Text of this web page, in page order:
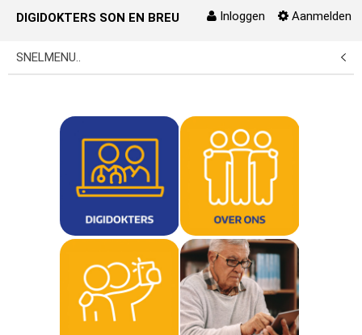
Naar content
Inloggen Aanmelden
DIGIDOKTERS SON EN BREUGEL
SNELMENU..